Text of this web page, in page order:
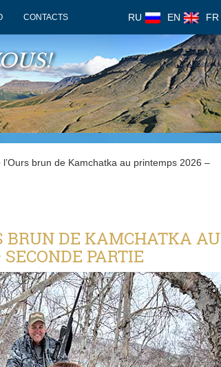
CONTACTS RU EN FR
brun de Kamchatka au printemps 2026 –
BRUN DE KAMCHATKA AU
PARTIE